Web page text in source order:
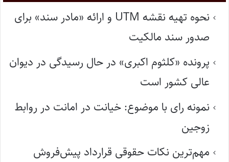
نحوه تهیه نقشه UTM و ارائه «مادر سند» برای
صدور سند مالکیت
پرونده «کلثوم اکبری» در حال رسیدگی در دیوان
عالی کشور است
نمونه رای با موضوع: خیانت در امانت در روابط
زوجین
مهم‌ترین نکات حقوقی قرارداد پیش‌فروش